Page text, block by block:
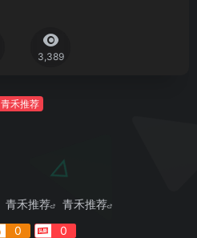
3,389
青禾推荐
青禾推荐
青禾推荐
0 0